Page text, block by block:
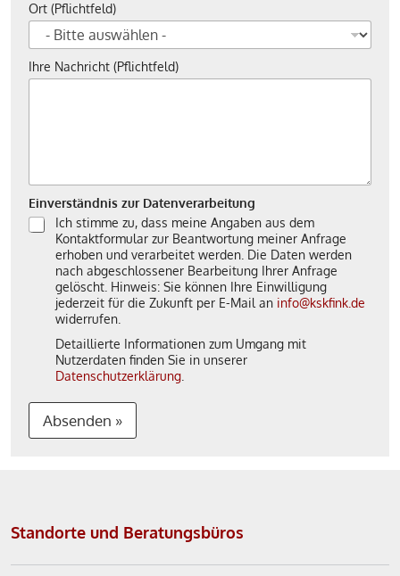
Ort (Pflichtfeld)
Ihre Nachricht (Pflichtfeld)
Einverständnis zur Datenverarbeitung
Ich stimme zu, dass meine Angaben aus dem
Kontaktformular zur Beantwortung meiner Anfrage
erhoben und verarbeitet werden. Die Daten werden
nach abgeschlossener Bearbeitung Ihrer Anfrage
gelöscht. Hinweis: Sie können Ihre Einwilligung
jederzeit für die Zukunft per E-Mail an info@kskfink.de
widerrufen.
Detaillierte Informationen zum Umgang mit
Nutzerdaten finden Sie in unserer
Datenschutzerklärung
Absenden »
e
Standorte und Beratungsbüros